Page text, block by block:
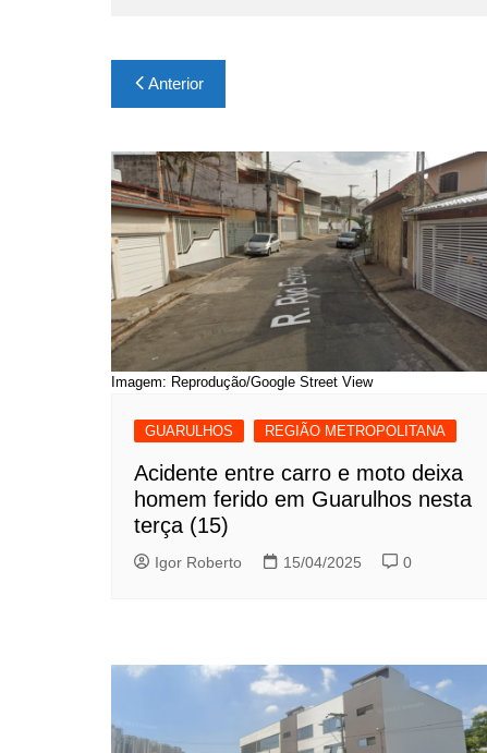
Navegação
de
Post
Anterior
Imagem: Reprodução/Google Street View
GUARULHOS REGIÃO METROPOLITANA
Acidente entre carro e moto deixa
homem ferido em Guarulhos nesta
terça (15)
Igor Roberto 15/04/2025 0